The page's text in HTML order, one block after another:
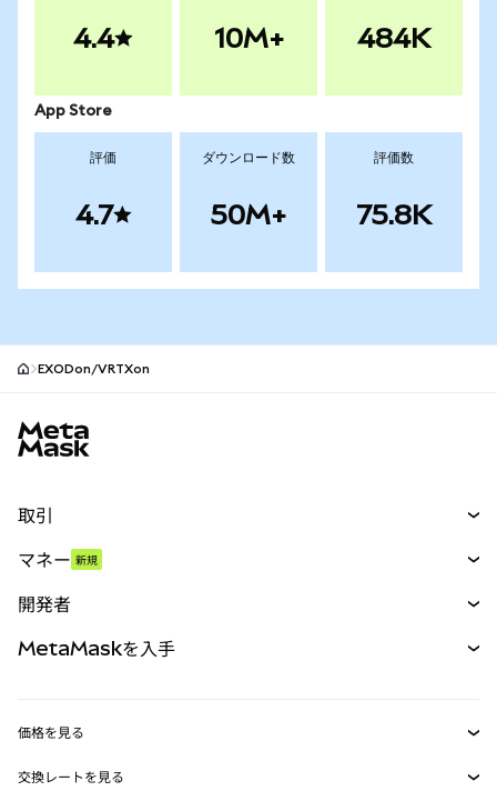
4.4 10M+ 484K
App Store
評価
4.7
ダウンロード数
50M+
評価数
75.8K
EXODon/VRTXon
取引
パーペチュアル
RWA
マネー 新規
開発者
MetaMask Connect
MetaMaskを入手
価格を見る
イーサリアムの価格
交換レートを見る